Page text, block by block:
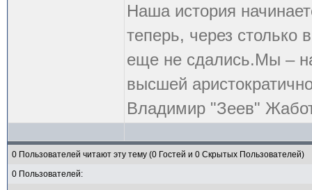
Наша история
теперь, через
еще не сдались.Мы –
высшей
Владимир "Зеев"
0 Пользователей читают эту тему (0 Гостей и 0 Скрытых Пользователей)
0 Пользователей: